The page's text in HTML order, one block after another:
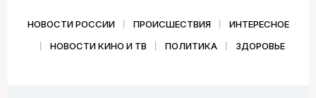
НОВОСТИ РОССИИ ПРОИСШЕСТВИЯ
ИНТЕРЕСНОЕ
НОВОСТИ КИНО И ТВ
ПОЛИТИКА ЗДОРОВЬЕ